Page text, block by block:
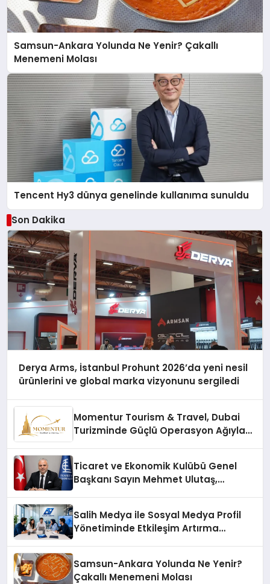
Samsun-Ankara Yolunda Ne Yenir? Çakallı
Menemeni Molası
Tencent Hy3 dünya genelinde kullanıma sunuldu
Son Dakika
Derya Arms, İstanbul Prohunt 2026’da yeni nesil
ürünlerini ve global marka vizyonunu sergiledi
Momentur Tourism & Travel, Dubai
Turizminde Güçlü Operasyon Ağıyla
Ticaret ve Ekonomik Kulübü Genel
Başkanı Sayın Mehmet Ulutaş,
Salih Medya ile Sosyal Medya Profil
Yönetiminde Etkileşim Artırma
Samsun-Ankara Yolunda Ne Yenir?
Çakallı Menemeni Molası